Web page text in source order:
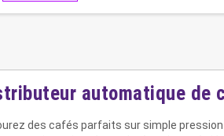
automatique de
des cafés parfaits sur simple